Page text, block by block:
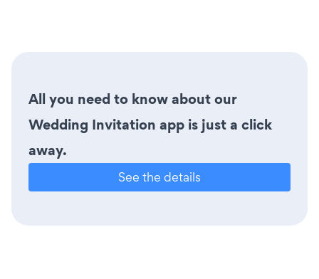
All you need to know about our
Wedding Invitation app is just a click
away.
See the details